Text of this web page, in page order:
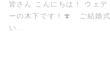
皆さん こんにちは！ ウェデ
ーの木下です！🍄 ご結婚式
い…